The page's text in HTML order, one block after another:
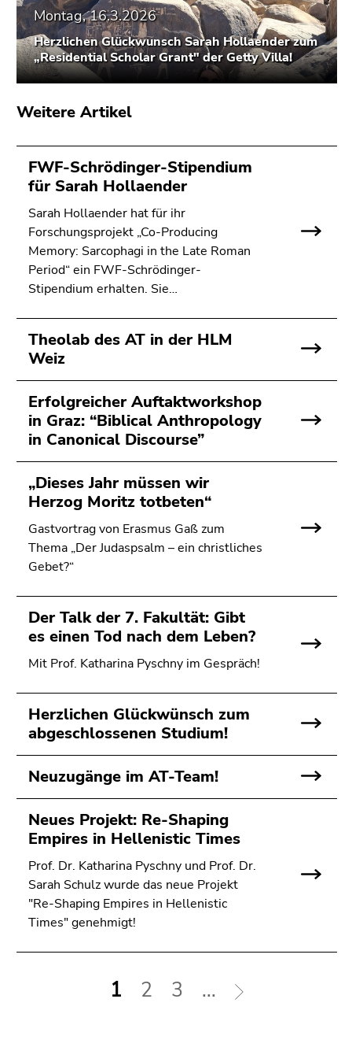
Montag, 16.3.2026
Herzlichen Glückwunsch Sarah Hollaender zum
„Residential Scholar Grant" der Getty Villa!
Weitere Artikel
FWF-Schrödinger-Stipendium
für Sarah Hollaender
Sarah Hollaender hat für ihr
Forschungsprojekt „Co-Producing
Memory: Sarcophagi in the Late Roman
Period“ ein FWF-Schrödinger-
Stipendium erhalten. Sie…
Theolab des AT in der HLM
Weiz
Erfolgreicher Auftaktworkshop
in Graz: “Biblical Anthropology
in Canonical Discourse”
„Dieses Jahr müssen wir
Herzog Moritz totbeten“
Gastvortrag von Erasmus Gaß zum
Thema „Der Judaspsalm – ein christliches
Gebet?“
Der Talk der 7. Fakultät: Gibt
es einen Tod nach dem Leben?
Mit Prof. Katharina Pyschny im Gespräch!
Herzlichen Glückwünsch zum
abgeschlossenen Studium!
Neuzugänge im AT-Team!
Neues Projekt: Re-Shaping
Empires in Hellenistic Times
Prof. Dr. Katharina Pyschny und Prof. Dr.
Sarah Schulz wurde das neue Projekt
"Re-Shaping Empires in Hellenistic
Times" genehmigt!
1 2 3 ...